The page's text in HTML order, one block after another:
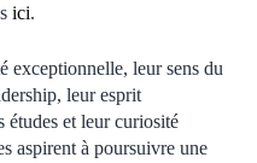
ici.
exceptionnelle, leur sens du
leur esprit
études et leur curiosité
aspirent à poursuivre une